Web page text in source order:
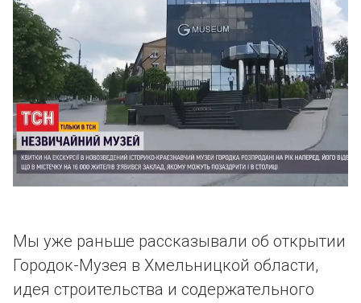
Мы уже раньше рассказывали об открытии
Городок-Музея в Хмельницкой области,
идея строительства и содержательного